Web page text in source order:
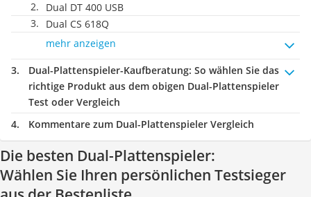
Dual DT 400 USB
Dual CS 618Q
mehr anzeigen
Dual-Plattenspieler-Kaufberatung: So wählen Sie das
richtige Produkt aus dem obigen Dual-Plattenspieler
Test oder Vergleich
Kommentare zum Dual-Plattenspieler Vergleich
Die besten Dual-Plattenspieler:
Wählen Sie Ihren persönlichen Testsieger